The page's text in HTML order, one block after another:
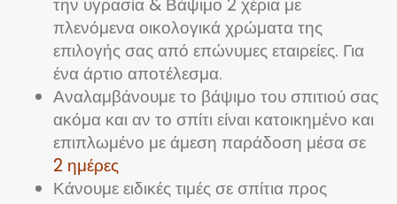
πλενόμενα οικολογικά χρώματα της
επιλογής σας από επώνυμες εταιρείες. Για
ένα άρτιο αποτέλεσμα.
Αναλαμβάνουμε το βάψιμο του σπιτιού σας
ακόμα και αν το σπίτι είναι κατοικημένο και
επιπλωμένο με άμεση παράδοση μέσα σε
2 ημέρες
Κάνουμε ειδικές τιμές σε σπίτια προς